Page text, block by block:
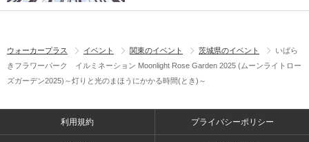
ウォーカープラス イベント 関東のイベント 茨城県のイベント
いばら
きフラワーパーク イルミネーション Moonlight Rose Garden 2025 (ムーンライトロー
ズガーデン2025)～灯りと光のまほうにかかる時間(とき)～
利用規約 プライバシーポリシー